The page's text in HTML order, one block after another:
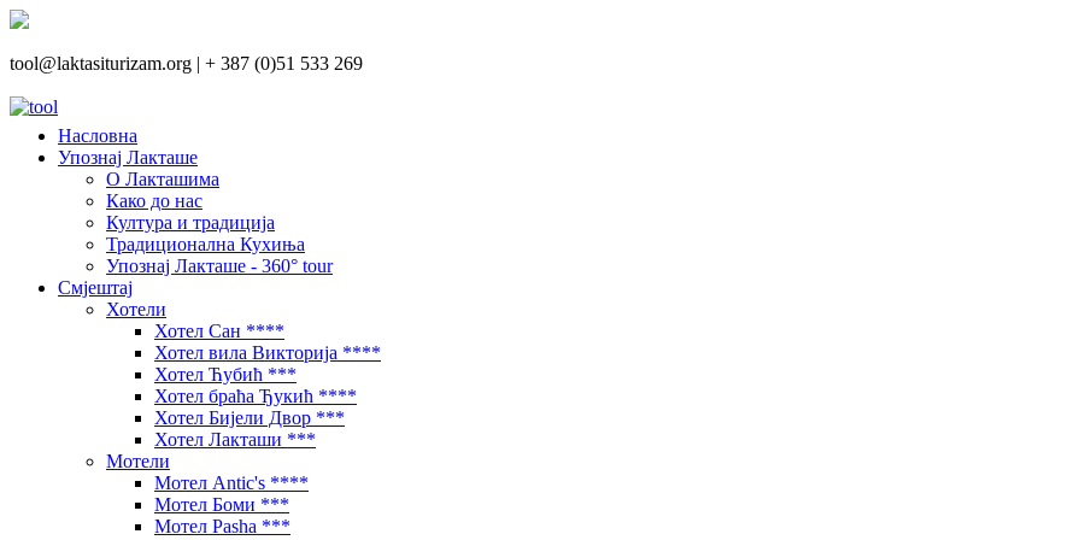
tool@laktasiturizam.org | + 387 (0)51 533 269
Насловна
Упознај Лакташе
О Лакташима
Како до нас
Култура и традиција
Традиционална Кухиња
Упознај Лакташе - 360° tour
Смјештај
Хотели
Хотел Сан ****
Хотел вила Викторија ****
Хотел Ћубић ***
Хотел браћа Ђукић ****
Хотел Бијели Двор ***
Хотел Лакташи ***
Мотели
Мотел Antic's ****
Мотел Боми ***
Мотел Pasha ***